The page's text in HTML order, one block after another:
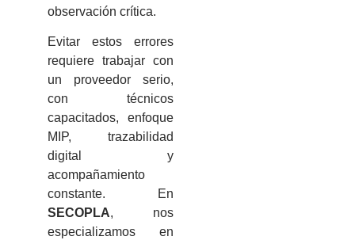
observación crítica.
Evitar estos errores
requiere trabajar con
un proveedor serio,
con técnicos
capacitados, enfoque
MIP, trazabilidad
digital y
acompañamiento
constante. En
SECOPLA, nos
especializamos en